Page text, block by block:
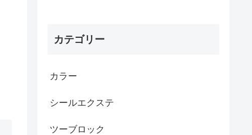
カテゴリー
カラー
シールエクステ
ツーブロック